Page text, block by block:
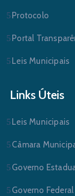
Protocolo
Portal
Leis Municipais
Links Úteis
Leis Municipais
Câmara
Governo
Governo Federal